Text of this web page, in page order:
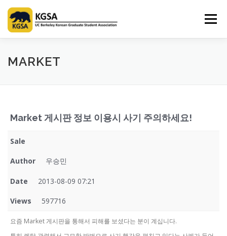
content
Menu
HOME ABOUT US
MARKET
Market 게시판 정보 이용시 사기 주의하세요!
Sale
Author 우승민
Date 2013-08-09 07:21
Views 597716
요즘 Market 게시판을 통해서 피해를 보셨다는 분이 계십니다.